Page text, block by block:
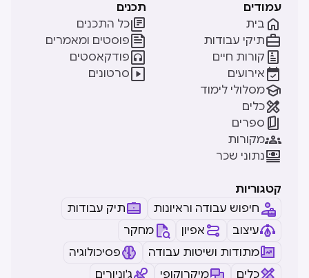
עמודים
בית 
תיקי עבודות
קורות חיים 
אירועים 
מסלולי לימוד
כלים
ספרים 
מקורות
נתוני שכר
תכנים
כל התכנים
פוסטים ומאמרים
פודקאסטים
סרטונים
קטגוריות
חיפוש עבודה וראיונות
תיק עבודות
עיצוב
אפיון
מחקר
מתודות ושיטות עבודה
פסיכולוגיה
כלים
מיקרוקופי ג'וניורים